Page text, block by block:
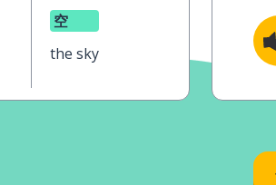
空
the sky